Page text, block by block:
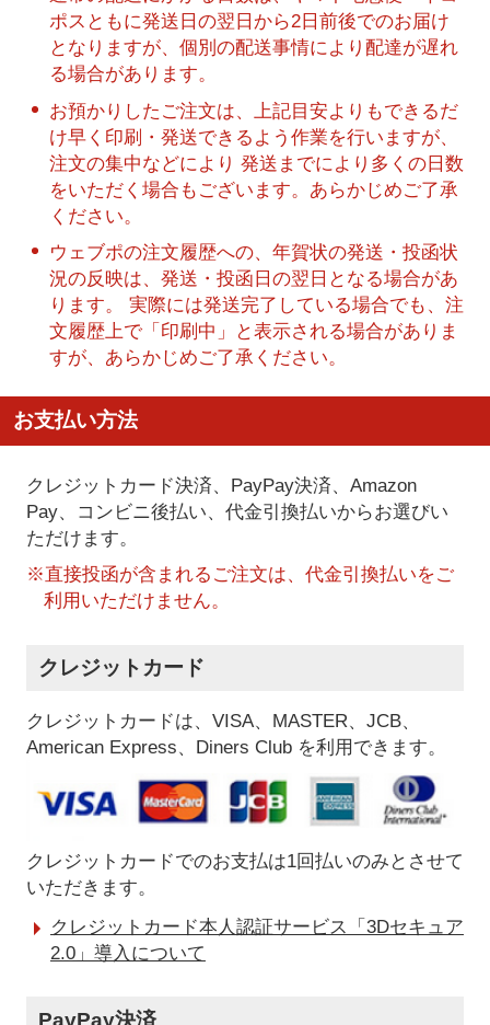
ポスともに発送日の翌日から2日前後でのお届け
となりますが、個別の配送事情により配達が遅れ
る場合があります。
お預かりしたご注文は、上記目安よりもできるだ
け早く印刷・発送できるよう作業を行いますが、
注文の集中などにより 発送までにより多くの日数
をいただく場合もございます。あらかじめご了承
ください。
ウェブポの注文履歴への、年賀状の発送・投函状
況の反映は、発送・投函日の翌日となる場合があ
ります。 実際には発送完了している場合でも、注
文履歴上で「印刷中」と表示される場合がありま
すが、あらかじめご了承ください。
お支払い方法
クレジットカード決済、PayPay決済、Amazon
Pay、コンビニ後払い、代金引換払いからお選びい
ただけます。
※直接投函が含まれるご注文は、代金引換払いをご
利用いただけません。
クレジットカード
クレジットカードは、VISA、MASTER、JCB、
American Express、Diners Club を利用できます。
クレジットカードでのお支払は1回払いのみとさせて
いただきます。
クレジットカード本人認証サービス「3Dセキュア
2.0」導入について
PayPay決済